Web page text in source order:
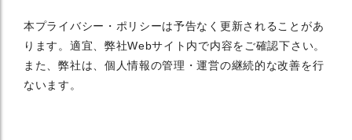
本プライバシー・ポリシーは予告なく更新されることがあ
ります。適宜、弊社Webサイト内で内容をご確認下さい。
また、弊社は、個人情報の管理・運営の継続的な改善を行
ないます。